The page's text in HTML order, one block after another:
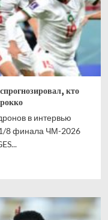
кто
в интервью
1/8 финала ЧМ-2026